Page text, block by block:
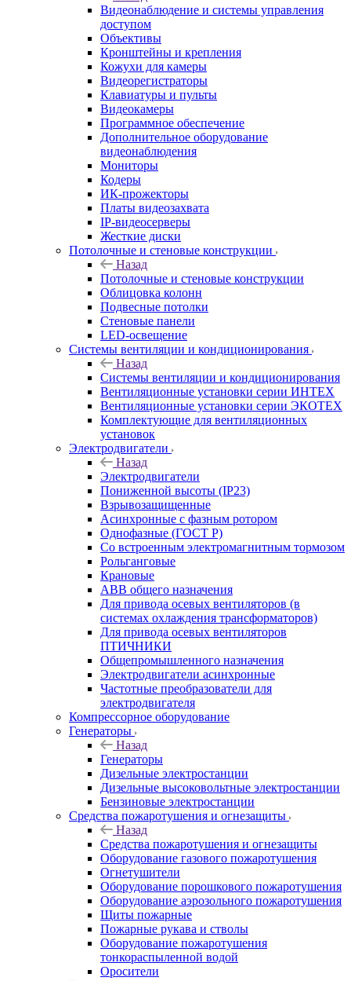
Видеонаблюдение и системы управления
доступом
Объективы
Кронштейны и крепления
Кожухи для камеры
Видеорегистраторы
Клавиатуры и пульты
Видеокамеры
Программное обеспечение
Дополнительное оборудование
видеонаблюдения
Мониторы
Кодеры
ИК-прожекторы
Платы видеозахвата
IP-видеосерверы
Жесткие диски
Потолочные и стеновые конструкции
Назад
Потолочные и стеновые конструкции
Облицовка колонн
Подвесные потолки
Стеновые панели
LED-освещение
Системы вентиляции и кондиционирования
Назад
Системы вентиляции и кондиционирования
Вентиляционные установки серии ИНТЕХ
Вентиляционные установки серии ЭКОТЕХ
Комплектующие для вентиляционных
установок
Электродвигатели
Назад
Электродвигатели
Пониженной высоты (IP23)
Взрывозащищенные
Асинхронные с фазным ротором
Однофазные (ГОСТ Р)
Со встроенным электромагнитным тормозом
Рольганговые
Крановые
АВВ общего назначения
Для привода осевых вентиляторов (в
системах охлаждения трансформаторов)
Для привода осевых вентиляторов
ПТИЧНИКИ
Общепромышленного назначения
Электродвигатели асинхронные
Частотные преобразователи для
электродвигателя
Компрессорное оборудование
Генераторы
Назад
Генераторы
Дизельные электростанции
Дизельные высоковольтные электростанции
Бензиновые электростанции
Средства пожаротушения и огнезащиты
Назад
Средства пожаротушения и огнезащиты
Оборудование газового пожаротушения
Огнетушители
Оборудование порошкового пожаротушения
Оборудование аэрозольного пожаротушения
Щиты пожарные
Пожарные рукава и стволы
Оборудование пожаротушения
тонкораспыленной водой
Оросители